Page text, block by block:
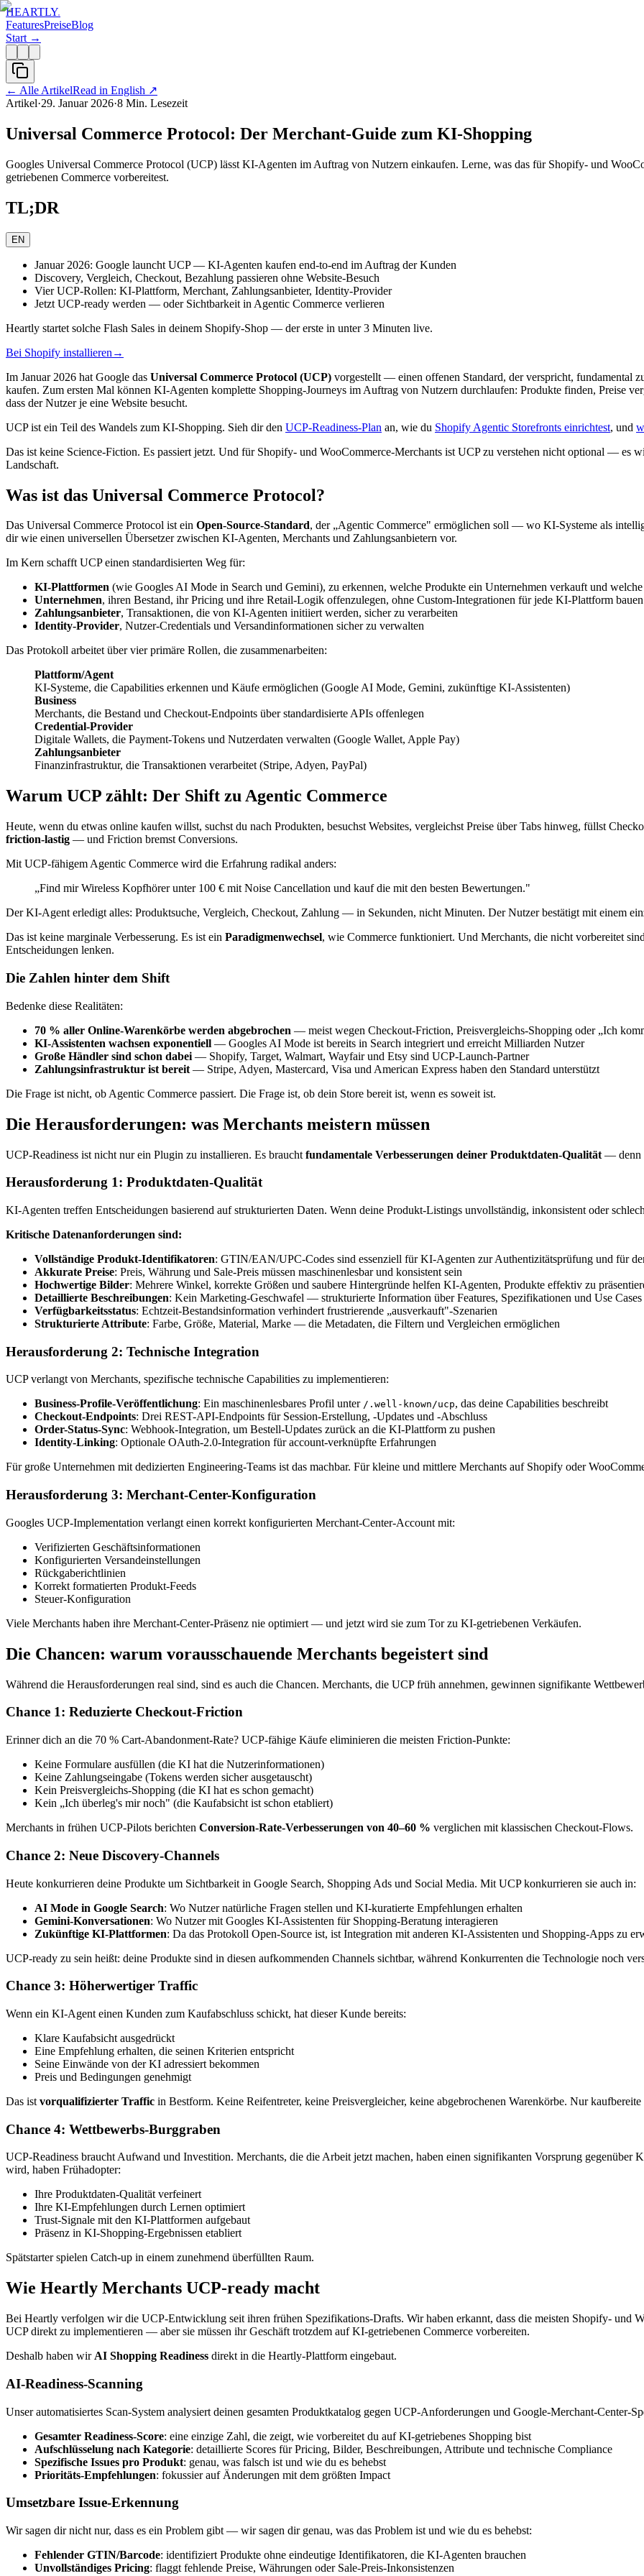
HEARTLY.
FeaturesPreiseBlog
Start →
← Alle ArtikelRead in English ↗
Artikel·29. Januar 2026·8 Min. Lesezeit
Universal Commerce Protocol: Der Merchant-Guide zum KI-Shopping
Googles Universal Commerce Protocol (UCP) lässt KI-Agenten im Auftrag von Nutzern einkaufen. Lerne, was das für Shopify- und
getriebenen Commerce vorbereitest.
TL;DR
EN
Januar 2026: Google launcht UCP — KI-Agenten kaufen end-to-end im Auftrag der Kunden
Discovery, Vergleich, Checkout, Bezahlung passieren ohne Website-Besuch
Vier UCP-Rollen: KI-Plattform, Merchant, Zahlungsanbieter, Identity-Provider
Jetzt UCP-ready werden — oder Sichtbarkeit in Agentic Commerce verlieren
Heartly startet solche Flash Sales in deinem Shopify-Shop — der erste in unter 3 Minuten live.
Bei Shopify installieren →
Im Januar 2026 hat Google das Universal Commerce Protocol (UCP) vorgestellt — einen offenen Standard, der verspricht, fundamental
kaufen. Zum ersten Mal können KI-Agenten komplette Shopping-Journeys im Auftrag von Nutzern durchlaufen: Produkte finden, Preise
dass der Nutzer je eine Website besucht.
UCP ist ein Teil des Wandels zum KI-Shopping. Sieh dir den UCP-Readiness-Plan an, wie du Shopify Agentic Storefronts einrichtest, und
Das ist keine Science-Fiction. Es passiert jetzt. Und für Shopify- und WooCommerce-Merchants ist UCP zu verstehen nicht optional — es
Landschaft.
Was ist das Universal Commerce Protocol?
Das Universal Commerce Protocol ist ein Open-Source-Standard, der „Agentic Commerce" ermöglichen soll — wo KI-Systeme als
dir wie einen universellen Übersetzer zwischen KI-Agenten, Merchants und Zahlungsanbietern vor.
Im Kern schafft UCP einen standardisierten Weg für:
KI-Plattformen (wie Googles AI Mode in Search und Gemini), zu erkennen, welche Produkte ein Unternehmen verkauft und
Unternehmen, ihren Bestand, ihr Pricing und ihre Retail-Logik offenzulegen, ohne Custom-Integrationen für jede KI-Plattform bauen
Zahlungsanbieter, Transaktionen, die von KI-Agenten initiiert werden, sicher zu verarbeiten
Identity-Provider, Nutzer-Credentials und Versandinformationen sicher zu verwalten
Das Protokoll arbeitet über vier primäre Rollen, die zusammenarbeiten:
Plattform/Agent
KI-Systeme, die Capabilities erkennen und Käufe ermöglichen (Google AI Mode, Gemini, zukünftige KI-Assistenten)
Business
Merchants, die Bestand und Checkout-Endpoints über standardisierte APIs offenlegen
Credential-Provider
Digitale Wallets, die Payment-Tokens und Nutzerdaten verwalten (Google Wallet, Apple Pay)
Zahlungsanbieter
Finanzinfrastruktur, die Transaktionen verarbeitet (Stripe, Adyen, PayPal)
Warum UCP zählt: Der Shift zu Agentic Commerce
Heute, wenn du etwas online kaufen willst, suchst du nach Produkten, besuchst Websites, vergleichst Preise über Tabs hinweg, füllst
friction-lastig — und Friction bremst Conversions.
Mit UCP-fähigem Agentic Commerce wird die Erfahrung radikal anders:
„Find mir Wireless Kopfhörer unter 100 € mit Noise Cancellation und kauf die mit den besten Bewertungen."
Der KI-Agent erledigt alles: Produktsuche, Vergleich, Checkout, Zahlung — in Sekunden, nicht Minuten. Der Nutzer bestätigt mit einem
Das ist keine marginale Verbesserung. Es ist ein Paradigmenwechsel, wie Commerce funktioniert. Und Merchants, die nicht vorbereitet
Entscheidungen lenken.
Die Zahlen hinter dem Shift
Bedenke diese Realitäten:
70 % aller Online-Warenkörbe werden abgebrochen — meist wegen Checkout-Friction, Preisvergleichs-Shopping oder „Ich
KI-Assistenten wachsen exponentiell — Googles AI Mode ist bereits in Search integriert und erreicht Milliarden Nutzer
Große Händler sind schon dabei — Shopify, Target, Walmart, Wayfair und Etsy sind UCP-Launch-Partner
Zahlungsinfrastruktur ist bereit — Stripe, Adyen, Mastercard, Visa und American Express haben den Standard unterstützt
Die Frage ist nicht, ob Agentic Commerce passiert. Die Frage ist, ob dein Store bereit ist, wenn es soweit ist.
Die Herausforderungen: was Merchants meistern müssen
UCP-Readiness ist nicht nur ein Plugin zu installieren. Es braucht fundamentale Verbesserungen deiner Produktdaten-Qualität — denn
Herausforderung 1: Produktdaten-Qualität
KI-Agenten treffen Entscheidungen basierend auf strukturierten Daten. Wenn deine Produkt-Listings unvollständig, inkonsistent oder
Kritische Datenanforderungen sind:
Vollständige Produkt-Identifikatoren: GTIN/EAN/UPC-Codes sind essenziell für KI-Agenten zur Authentizitätsprüfung und für
Akkurate Preise: Preis, Währung und Sale-Preis müssen maschinenlesbar und konsistent sein
Hochwertige Bilder: Mehrere Winkel, korrekte Größen und saubere Hintergründe helfen KI-Agenten, Produkte effektiv zu
Detaillierte Beschreibungen: Kein Marketing-Geschwafel — strukturierte Information über Features, Spezifikationen und Use Cases
Verfügbarkeitsstatus: Echtzeit-Bestandsinformation verhindert frustrierende „ausverkauft"-Szenarien
Strukturierte Attribute: Farbe, Größe, Material, Marke — die Metadaten, die Filtern und Vergleichen ermöglichen
Herausforderung 2: Technische Integration
UCP verlangt von Merchants, spezifische technische Capabilities zu implementieren:
Business-Profile-Veröffentlichung: Ein maschinenlesbares Profil unter /.well-known/ucp, das deine Capabilities beschreibt
Checkout-Endpoints: Drei REST-API-Endpoints für Session-Erstellung, -Updates und -Abschluss
Order-Status-Sync: Webhook-Integration, um Bestell-Updates zurück an die KI-Plattform zu pushen
Identity-Linking: Optionale OAuth-2.0-Integration für account-verknüpfte Erfahrungen
Für große Unternehmen mit dedizierten Engineering-Teams ist das machbar. Für kleine und mittlere Merchants auf Shopify oder
Herausforderung 3: Merchant-Center-Konfiguration
Googles UCP-Implementation verlangt einen korrekt konfigurierten Merchant-Center-Account mit:
Verifizierten Geschäftsinformationen
Konfigurierten Versandeinstellungen
Rückgaberichtlinien
Korrekt formatierten Produkt-Feeds
Steuer-Konfiguration
Viele Merchants haben ihre Merchant-Center-Präsenz nie optimiert — und jetzt wird sie zum Tor zu KI-getriebenen Verkäufen.
Die Chancen: warum vorausschauende Merchants begeistert sind
Während die Herausforderungen real sind, sind es auch die Chancen. Merchants, die UCP früh annehmen, gewinnen signifikante
Chance 1: Reduzierte Checkout-Friction
Erinner dich an die 70 % Cart-Abandonment-Rate? UCP-fähige Käufe eliminieren die meisten Friction-Punkte:
Keine Formulare ausfüllen (die KI hat die Nutzerinformationen)
Keine Zahlungseingabe (Tokens werden sicher ausgetauscht)
Kein Preisvergleichs-Shopping (die KI hat es schon gemacht)
Kein „Ich überleg's mir noch" (die Kaufabsicht ist schon etabliert)
Merchants in frühen UCP-Pilots berichten Conversion-Rate-Verbesserungen von 40–60 % verglichen mit klassischen Checkout-Flows.
Chance 2: Neue Discovery-Channels
Heute konkurrieren deine Produkte um Sichtbarkeit in Google Search, Shopping Ads und Social Media. Mit UCP konkurrieren sie auch in:
AI Mode in Google Search: Wo Nutzer natürliche Fragen stellen und KI-kuratierte Empfehlungen erhalten
Gemini-Konversationen: Wo Nutzer mit Googles KI-Assistenten für Shopping-Beratung interagieren
Zukünftige KI-Plattformen: Da das Protokoll Open-Source ist, ist Integration mit anderen KI-Assistenten und Shopping-Apps zu
UCP-ready zu sein heißt: deine Produkte sind in diesen aufkommenden Channels sichtbar, während Konkurrenten die Technologie noch
Chance 3: Höherwertiger Traffic
Wenn ein KI-Agent einen Kunden zum Kaufabschluss schickt, hat dieser Kunde bereits:
Klare Kaufabsicht ausgedrückt
Eine Empfehlung erhalten, die seinen Kriterien entspricht
Seine Einwände von der KI adressiert bekommen
Preis und Bedingungen genehmigt
Das ist vorqualifizierter Traffic in Bestform. Keine Reifentreter, keine Preisvergleicher, keine abgebrochenen Warenkörbe. Nur
Chance 4: Wettbewerbs-Burggraben
UCP-Readiness braucht Aufwand und Investition. Merchants, die die Arbeit jetzt machen, haben einen signifikanten Vorsprung gegenüber
wird, haben Frühadopter:
Ihre Produktdaten-Qualität verfeinert
Ihre KI-Empfehlungen durch Lernen optimiert
Trust-Signale mit den KI-Plattformen aufgebaut
Präsenz in KI-Shopping-Ergebnissen etabliert
Spätstarter spielen Catch-up in einem zunehmend überfüllten Raum.
Wie Heartly Merchants UCP-ready macht
Bei Heartly verfolgen wir die UCP-Entwicklung seit ihren frühen Spezifikations-Drafts. Wir haben erkannt, dass die meisten Shopify- und
UCP direkt zu implementieren — aber sie müssen ihr Geschäft trotzdem auf KI-getriebenen Commerce vorbereiten.
Deshalb haben wir AI Shopping Readiness direkt in die Heartly-Plattform eingebaut.
AI-Readiness-Scanning
Unser automatisiertes Scan-System analysiert deinen gesamten Produktkatalog gegen UCP-Anforderungen und Google-Merchant-Center-
Gesamter Readiness-Score: eine einzige Zahl, die zeigt, wie vorbereitet du auf KI-getriebenes Shopping bist
Aufschlüsselung nach Kategorie: detaillierte Scores für Pricing, Bilder, Beschreibungen, Attribute und technische Compliance
Spezifische Issues pro Produkt: genau, was falsch ist und wie du es behebst
Prioritäts-Empfehlungen: fokussier auf Änderungen mit dem größten Impact
Umsetzbare Issue-Erkennung
Wir sagen dir nicht nur, dass es ein Problem gibt — wir sagen dir genau, was das Problem ist und wie du es behebst:
Fehlender GTIN/Barcode: identifiziert Produkte ohne eindeutige Identifikatoren, die KI-Agenten brauchen
Unvollständiges Pricing: flaggt fehlende Preise, Währungen oder Sale-Preis-Inkonsistenzen